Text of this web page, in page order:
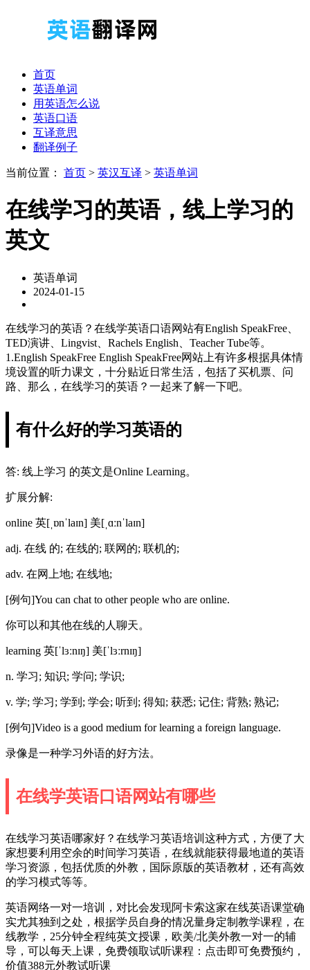
首页
英语单词
用英语怎么说
英语口语
互译意思
翻译例子
当前位置： 首页 > 英汉互译 > 英语单词
在线学习的英语，线上学习的
英文
英语单词
2024-01-15
在线学习的英语？在线学英语口语网站有English SpeakFree、
TED演讲、Lingvist、Rachels English、Teacher Tube等。
1.English SpeakFree English SpeakFree网站上有许多根据具体情
境设置的听力课文，十分贴近日常生活，包括了买机票、问
路、那么，在线学习的英语？一起来了解一下吧。
有什么好的学习英语的
答: 线上学习 的英文是Online Learning。
扩展分解:
online 英[ˌɒnˈlaɪn] 美[ˌɑːnˈlaɪn]
adj. 在线 的; 在线的; 联网的; 联机的;
adv. 在网上地; 在线地;
[例句]You can chat to other people who are online.
你可以和其他在线的人聊天。
learning 英[ˈlɜːnɪŋ] 美[ˈlɜːrnɪŋ]
n. 学习; 知识; 学问; 学识;
v. 学; 学习; 学到; 学会; 听到; 得知; 获悉; 记住; 背熟; 熟记;
[例句]Video is a good medium for learning a foreign language.
录像是一种学习外语的好方法。
在线学英语口语网站有哪些
在线学习英语哪家好？在线学习英语培训这种方式，方便了大
家想要利用空余的时间学习英语，在线就能获得最地道的英语
学习资源，包括优质的外教，国际原版的英语教材，还有高效
的学习模式等等。
英语网络一对一培训，对比会发现阿卡索这家在线英语课堂确
实尤其独到之处，根据学员自身的情况量身定制教学课程，在
线教学，25分钟全程纯英文授课，欧美/北美外教一对一的辅
导，可以每天上课，免费领取试听课程：点击即可免费预约，
价值388元外教试听课